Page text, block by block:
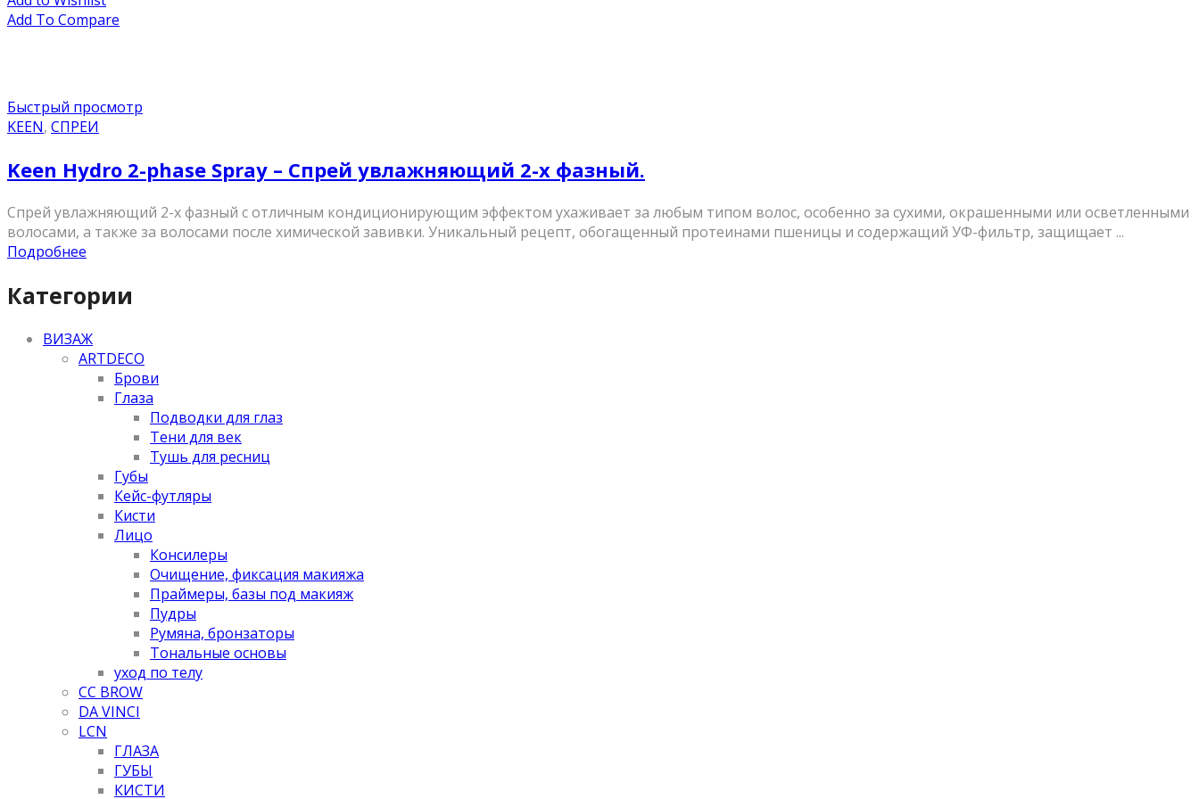
Add To Compare
Быстрый просмотр
KEEN, СПРЕИ
Keen Hydro 2-phase Spray – Спрей увлажняющий 2-х фазный.
Спрей увлажняющий 2-х фазный с отличным кондиционирующим эффектом ухаживает за любым типом волос, особенно за сухими, окрашенными или осветленными
волосами, а также за волосами после химической завивки. Уникальный рецепт, обогащенный протеинами пшеницы и содержащий УФ-фильтр, защищает ...
Подробнее
Категории
ВИЗАЖ
ARTDECO
Брови
Глаза
Подводки для глаз
Тени для век
Тушь для ресниц
Губы
Кейс-футляры
Кисти
Лицо
Консилеры
Очищение, фиксация макияжа
Праймеры, базы под макияж
Пудры
Румяна, бронзаторы
Тональные основы
уход по телу
CC BROW
DA VINCI
LCN
ГЛАЗА
ГУБЫ
КИСТИ